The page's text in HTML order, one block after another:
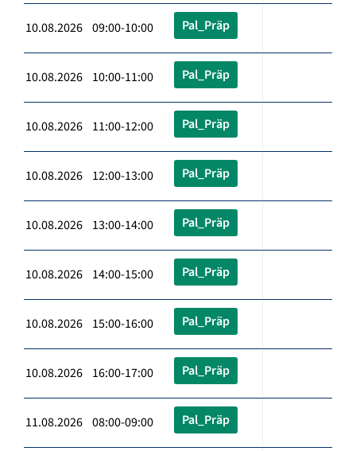
10.08.2026 09:00-10:00 Pal_Präp
10.08.2026 10:00-11:00 Pal_Präp
10.08.2026 11:00-12:00 Pal_Präp
10.08.2026 12:00-13:00 Pal_Präp
10.08.2026 13:00-14:00 Pal_Präp
10.08.2026 14:00-15:00 Pal_Präp
10.08.2026 15:00-16:00 Pal_Präp
10.08.2026 16:00-17:00 Pal_Präp
11.08.2026 08:00-09:00 Pal_Präp